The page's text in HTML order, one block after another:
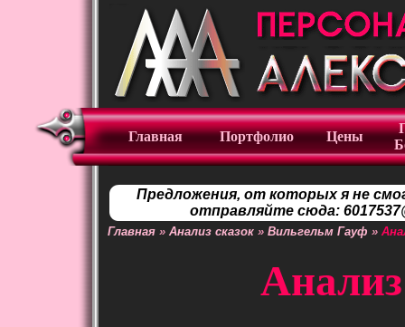
Главная Портфолио Цены
Предложения, от которых я не
отправляйте сюда:
Главная » Анализ сказок » Вильгельм Гауф »